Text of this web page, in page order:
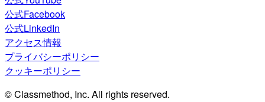
公式Facebook
公式LinkedIn
アクセス情報
プライバシーポリシー
クッキーポリシー
© Classmethod, Inc. All rights reserved.